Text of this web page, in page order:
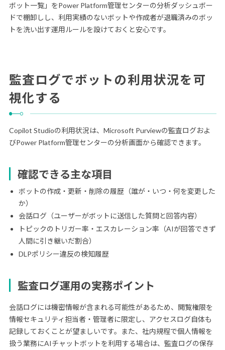
ボット一覧」をPower Platform管理センターの分析ダッシュボー
ドで棚卸しし、利用実績のないボットや作成者が退職済みのボッ
トを洗い出す運用ルールを設けておくと安心です。
監査ログでボットの利用状況を可
視化する
Copilot Studioの利用状況は、Microsoft Purviewの監査ログおよ
びPower Platform管理センターの分析画面から確認できます。
確認できる主な項目
ボットの作成・更新・削除の履歴（誰が・いつ・何を変更した
か）
会話ログ（ユーザーがボットに送信した質問と回答内容）
トピックのトリガー率・エスカレーション率（AIが回答できず
人間に引き継いだ割合）
DLPポリシー違反の検知履歴
監査ログ運用の実務ポイント
会話ログには機密情報が含まれる可能性があるため、閲覧権限を
情報セキュリティ担当者・管理者に限定し、アクセスログ自体も
記録しておくことが望ましいです。また、社内規程で個人情報を
扱う業務にAIチャットボットを利用する場合は、監査ログの保存